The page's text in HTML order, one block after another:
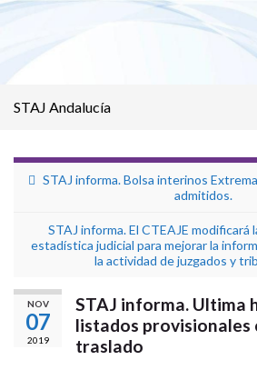
STAJ Andalucía
STAJ informa. Bolsa interinos
admitidos.
STAJ informa. El CTEAJE modificará
estadística judicial para mejorar la
la actividad de juzgados y
NOV
07
2019
STAJ informa. Ultima
listados provisionales
traslado